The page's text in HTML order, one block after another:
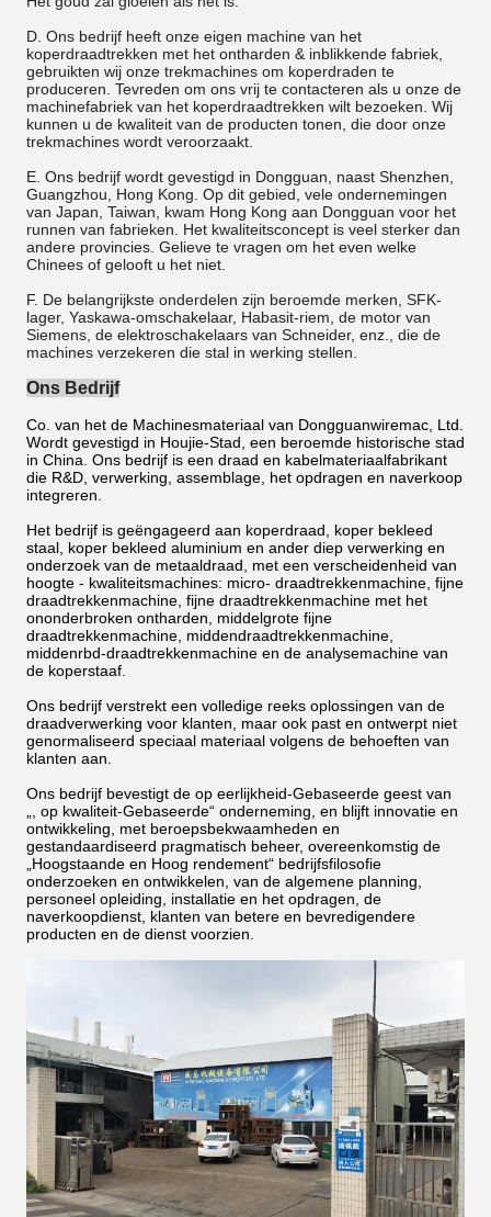
D. Ons bedrijf heeft onze eigen machine van het
koperdraadtrekken met het ontharden & inblikkende fabriek,
gebruikten wij onze trekmachines om koperdraden te
produceren. Tevreden om ons vrij te contacteren als u onze de
machinefabriek van het koperdraadtrekken wilt bezoeken. Wij
kunnen u de kwaliteit van de producten tonen, die door onze
trekmachines wordt veroorzaakt.
E. Ons bedrijf wordt gevestigd in Dongguan, naast Shenzhen,
Guangzhou, Hong Kong. Op dit gebied, vele ondernemingen
van Japan, Taiwan, kwam Hong Kong aan Dongguan voor het
runnen van fabrieken. Het kwaliteitsconcept is veel sterker dan
andere provincies. Gelieve te vragen om het even welke
Chinees of gelooft u het niet.
F. De belangrijkste onderdelen zijn beroemde merken, SFK-
lager, Yaskawa-omschakelaar, Habasit-riem, de motor van
Siemens, de elektroschakelaars van Schneider, enz., die de
machines verzekeren die stal in werking stellen.
Ons Bedrijf
Co. van het de Machinesmateriaal van Dongguanwiremac, Ltd.
Wordt gevestigd in Houjie-Stad, een beroemde historische stad
in China. Ons bedrijf is een draad en kabelmateriaalfabrikant
die R&D, verwerking, assemblage, het opdragen en naverkoop
integreren.
Het bedrijf is geëngageerd aan koperdraad, koper bekleed
staal, koper bekleed aluminium en ander diep verwerking en
onderzoek van de metaaldraad, met een verscheidenheid van
hoogte - kwaliteitsmachines: micro- draadtrekkenmachine, fijne
draadtrekkenmachine, fijne draadtrekkenmachine met het
ononderbroken ontharden, middelgrote fijne
draadtrekkenmachine, middendraadtrekkenmachine,
middenrbd-draadtrekkenmachine en de analysemachine van
de koperstaaf.
Ons bedrijf verstrekt een volledige reeks oplossingen van de
draadverwerking voor klanten, maar ook past en ontwerpt niet
genormaliseerd speciaal materiaal volgens de behoeften van
klanten aan.
Ons bedrijf bevestigt de op eerlijkheid-Gebaseerde geest van
„, op kwaliteit-Gebaseerde“ onderneming, en blijft innovatie en
ontwikkeling, met beroepsbekwaamheden en
gestandaardiseerd pragmatisch beheer, overeenkomstig de
„Hoogstaande en Hoog rendement“ bedrijfsfilosofie
onderzoeken en ontwikkelen, van de algemene planning,
personeel opleiding, installatie en het opdragen, de
naverkoopdienst, klanten van betere en bevredigendere
producten en de dienst voorzien.